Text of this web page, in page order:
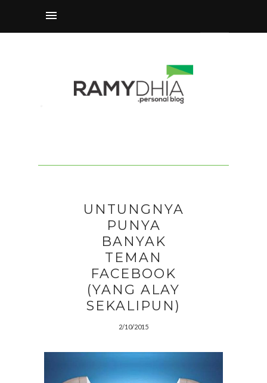
UNTUNGNYA
PUNYA
BANYAK
TEMAN
FACEBOOK
(YANG ALAY
SEKALIPUN)
2/10/2015